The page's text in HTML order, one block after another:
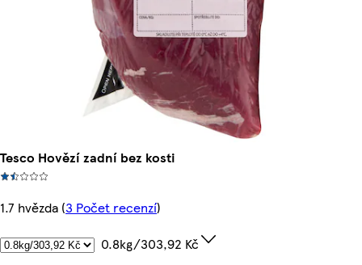
Tesco Hovězí zadní bez kosti
1.7 hvězda (3 Počet recenzí)
0.8kg/303,92 Kč